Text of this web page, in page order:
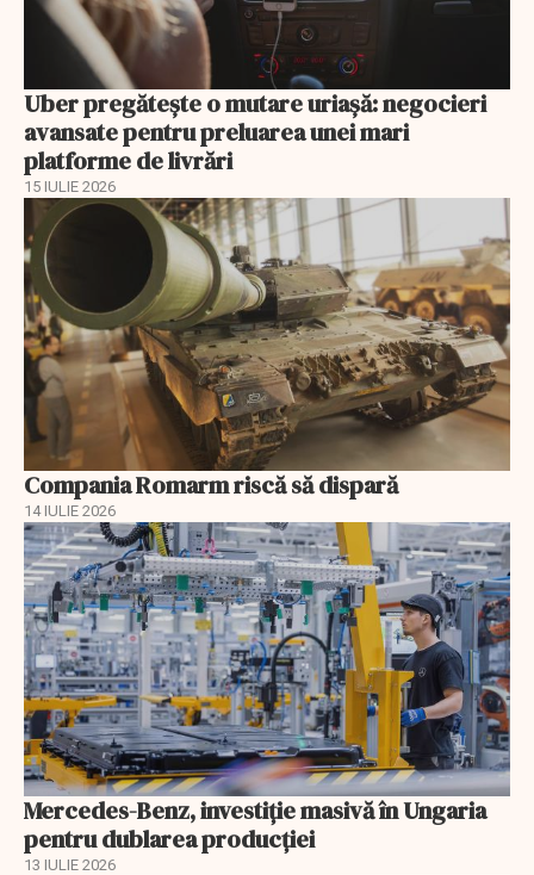
Uber pregătește o mutare uriașă: negocieri
avansate pentru preluarea unei mari
platforme de livrări
15 IULIE 2026
Compania Romarm riscă să dispară
14 IULIE 2026
Mercedes-Benz, investiție masivă în Ungaria
pentru dublarea producției
13 IULIE 2026